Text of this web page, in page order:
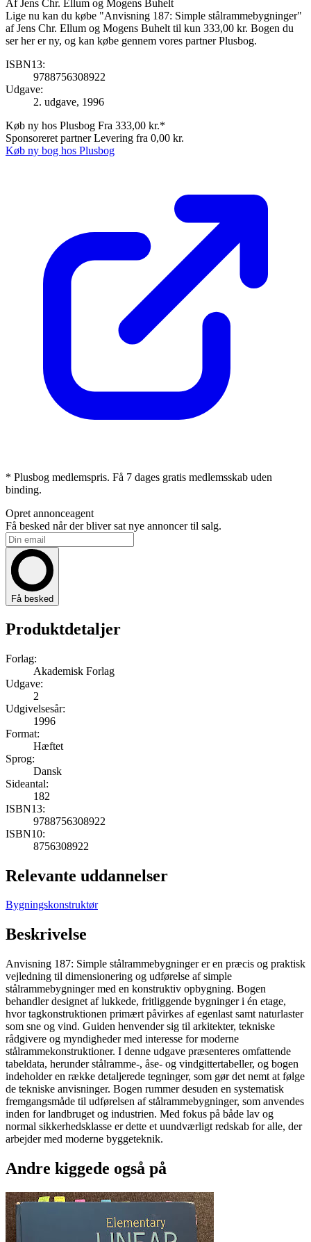
AfJens Chr. Ellum og Mogens Buhelt
Lige nu kan du købe "Anvisning 187: Simple stålrammebygninger"
af Jens Chr. Ellum og Mogens Buhelt til kun 333,00 kr. Bogen du
ser her er ny, og kan købe gennem vores partner Plusbog.
ISBN13:
9788756308922
Udgave:
2. udgave, 1996
Køb ny hos Plusbog Fra 333,00 kr.*
Sponsoreret partnerLevering fra 0,00 kr.
Køb ny bog hos Plusbog
* Plusbog medlemspris. Få 7 dages gratis medlemsskab uden
binding.
Opret annonceagent
Få besked når der bliver sat nye annoncer til salg.
Få besked
Produktdetaljer
Forlag:
Akademisk Forlag
Udgave:
2
Udgivelsesår:
1996
Format:
Hæftet
Sprog:
Dansk
Sideantal:
182
ISBN13:
9788756308922
ISBN10:
8756308922
Relevante uddannelser
Bygningskonstruktør
Beskrivelse
Anvisning 187: Simple stålrammebygninger er en præcis og praktisk
vejledning til dimensionering og udførelse af simple
stålrammebygninger med en konstruktiv opbygning. Bogen
behandler designet af lukkede, fritliggende bygninger i én etage,
hvor tagkonstruktionen primært påvirkes af egenlast samt naturlaster
som sne og vind. Guiden henvender sig til arkitekter, tekniske
rådgivere og myndigheder med interesse for moderne
stålrammekonstruktioner. I denne udgave præsenteres omfattende
tabeldata, herunder stålramme-, åse- og vindgittertabeller, og bogen
indeholder en række detaljerede tegninger, som gør det nemt at følge
de tekniske anvisninger. Bogen rummer desuden en systematisk
fremgangsmåde til udførelsen af stålrammebygninger, som anvendes
inden for landbruget og industrien. Med fokus på både lav og
normal sikkerhedsklasse er dette et uundværligt redskab for alle, der
arbejder med moderne byggeteknik.
Andre kiggede også på